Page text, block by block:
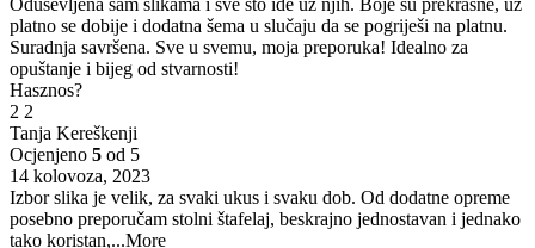
platno se dobije i dodatna šema u slučaju da se pogriješi na platnu.
Suradnja savršena. Sve u svemu, moja preporuka! Idealno za
opuštanje i bijeg od stvarnosti!
Hasznos?
2 2
Tanja Kereškenji
Ocjenjeno 5 od 5
14 kolovoza, 2023
Izbor slika je velik, za svaki ukus i svaku dob. Od dodatne opreme
posebno preporučam stolni štafelaj, beskrajno jednostavan i jednako
tako koristan,...More